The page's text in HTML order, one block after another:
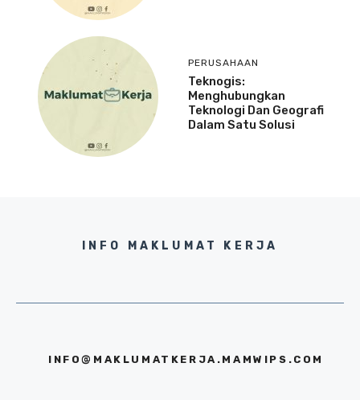
PERUSAHAAN
Teknogis:
Menghubungkan
Teknologi Dan Geografi
Dalam Satu Solusi
INFO MAKLUMAT KERJA
INFO@MAKLUMATKERJA.MAMWIPS.COM